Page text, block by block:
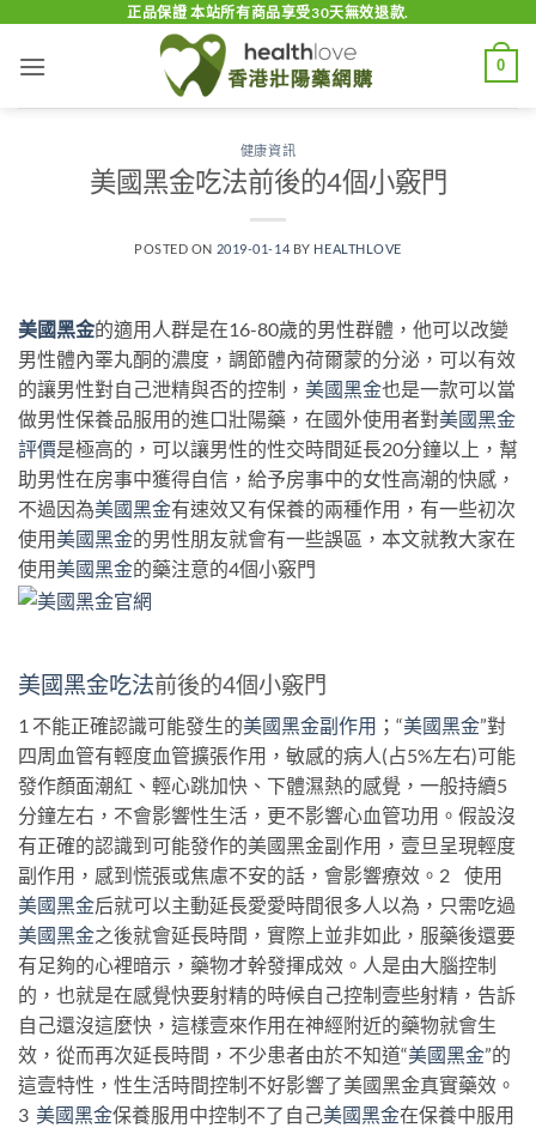
content
正品保證 本站所有商品享受30天無效退款.
0
健康資訊
美國黑金吃法前後的4個小竅門
POSTED ON 2019-01-14 BY HEALTHLOVE
美國黑金的適用人群是在16-80歲的男性群體，他可以改變
男性體內睪丸酮的濃度，調節體內荷爾蒙的分泌，可以有效
的讓男性對自己泄精與否的控制， 美國黑金也是一款可以當
做男性保養品服用的進口壯陽藥，在國外使用者對美國黑金
評價是極高的，可以讓男性的性交時間延長20分鐘以上，幫
助男性在房事中獲得自信，給予房事中的女性高潮的快感，
不過因為美國黑金有速效又有保養的兩種作用，有一些初次
使用美國黑金的男性朋友就會有一些誤區，本文就教大家在
使用美國黑金的藥注意的4個小竅門
美國黑金吃法前後的4個小竅門
1 不能正確認識可能發生的美國黑金副作用 ；“美國黑金”對
四周血管有輕度血管擴張作用，敏感的病人(占5%左右)可能
發作顏面潮紅、輕心跳加快、下體濕熱的感覺，一般持續5
分鐘左右，不會影響性生活，更不影響心血管功用。假設沒
有正確的認識到可能發作的美國黑金副作用，壹旦呈現輕度
副作用，感到慌張或焦慮不安的話，會影響療效。2 使用
美國黑金后就可以主動延長愛愛時間很多人以為，只需吃過
美國黑金之後就會延長時間，實際上並非如此，服藥後還要
有足夠的心裡暗示，藥物才幹發揮成效。人是由大腦控制
的，也就是在感覺快要射精的時候自己控制壹些射精，告訴
自己還沒這麼快，這樣壹來作用在神經附近的藥物就會生
效，從而再次延長時間，不少患者由於不知道“美國黑金”的
這壹特性，性生活時間控制不好影響了美國黑金真實藥效。
3 美國黑金保養服用中控制不了自己美國黑金在保養中服用